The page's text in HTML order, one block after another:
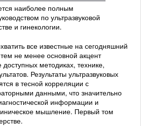
наиболее полным
по ультразвуковой
и гинекологии.
все известные на сегодняшний
не менее основной акцент
методиках, технике,
Результаты ультразвуковых
в тесной корреляции с
данными, что значительно
информации и
мышление. Первый том